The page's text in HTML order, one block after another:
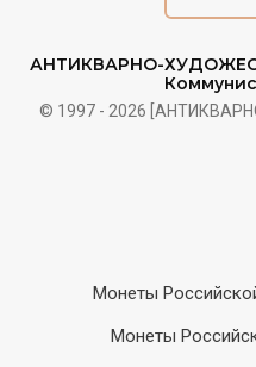
АНТИКВАРНО-
© 1997 - 2026
Монеты
Монеты